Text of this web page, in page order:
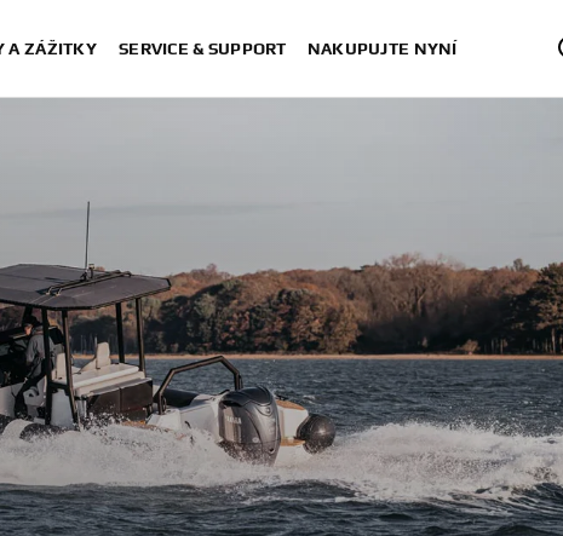
A ZÁŽITKY SERVICE & SUPPORT NAKUPUJTE NYNÍ